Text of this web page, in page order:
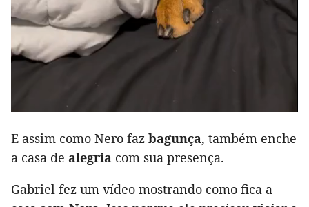
E assim como Nero faz bagunça, também enche
a casa de alegria com sua presença.
Gabriel fez um vídeo mostrando como fica a